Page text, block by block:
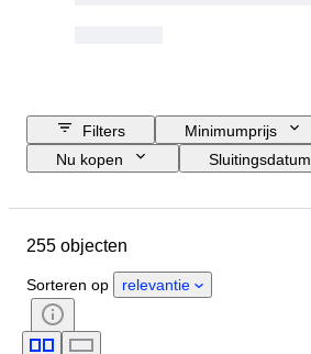
Filters
Minimumprijs
Nu kopen
Sluitingsdatum
Conditie
Onderwerp
Type munt
255 objecten
Sorteren op relevantie